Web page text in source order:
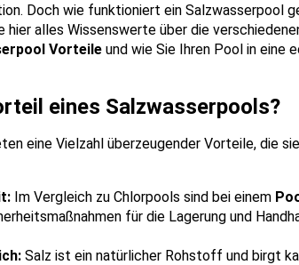
Doch wie funktioniert ein Salzwasserpool
hier alles Wissenswerte über die
Vorteile und wie Sie Ihren Pool in eine
eines Salzwasserpools?
eine Vielzahl überzeugender Vorteile, die
Im Vergleich zu Chlorpools sind bei einem
für die Lagerung und
Salz ist ein natürlicher Rohstoff und birgt